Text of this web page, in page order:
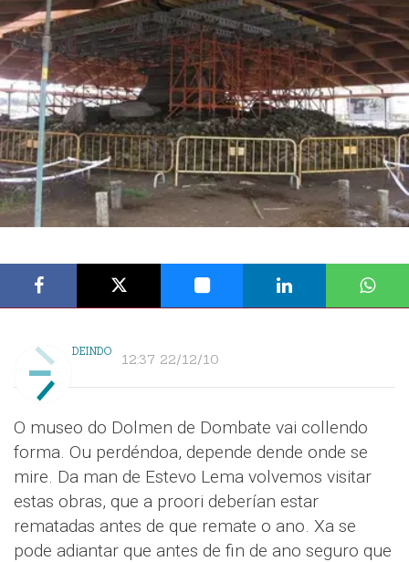
DEINDO 12:37 22/12/10
O museo do Dolmen de Dombate vai collendo
forma. Ou perdéndoa, depende dende onde se
mire. Da man de Estevo Lema volvemos visitar
estas obras, que a proori deberían estar
rematadas antes de que remate o ano. Xa se
pode adiantar que antes de fin de ano seguro que